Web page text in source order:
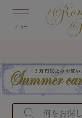
メニュー